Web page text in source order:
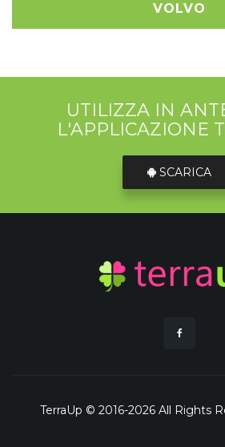
VOLVO
UTILIZZA IN
L'APPLICAZIONE
SCARICA
TerraUp © 2016-2026 All Rights